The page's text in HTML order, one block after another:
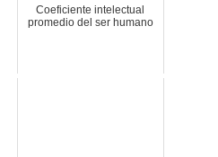
Coeficiente intelectual
promedio del ser humano